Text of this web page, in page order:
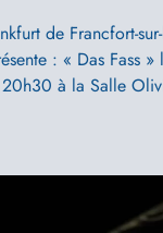
de Francfort-
: « Das Fass
à la Salle